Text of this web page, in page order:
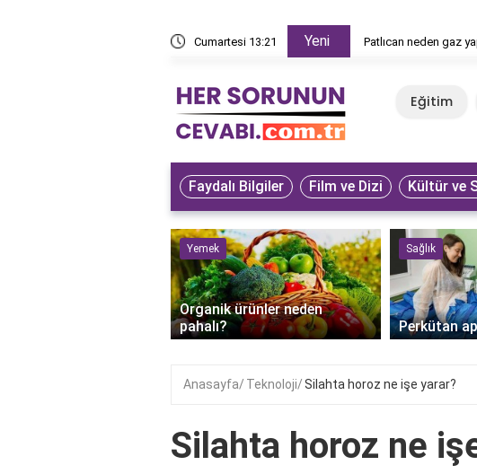
Cumartesi 13:21 Yeni Patlıcan neden gaz
Eğitim
Faydalı Bilgiler Film ve Dizi Kültür ve
Yemek
Organik ürünler neden
pahalı?
Sağlık
Perkütan
Anasayfa Teknoloji Silahta horoz ne işe yarar?
Silahta horoz ne